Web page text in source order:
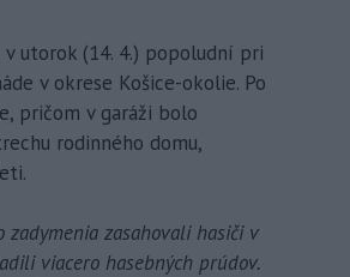
v utorok (14. 4.) popoludní pri
v okrese Košice-okolie. Po
pričom v garáži bolo
rodinného domu,
zadymenia zasahovali hasiči v
viacero hasebných prúdov.